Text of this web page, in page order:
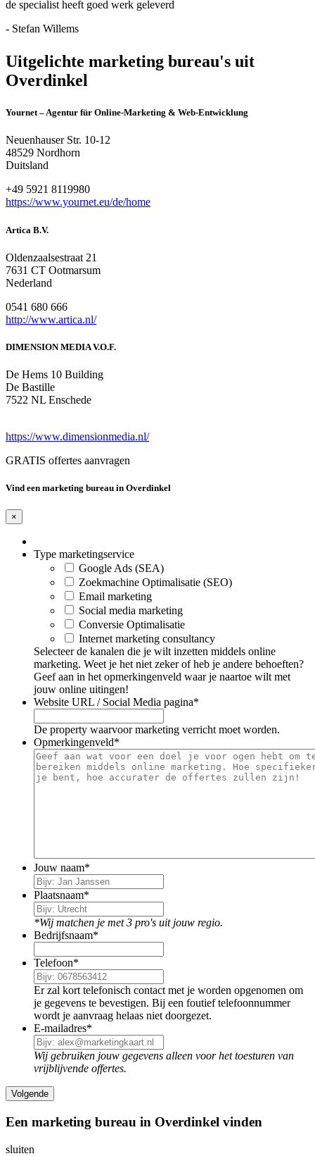
de specialist heeft goed werk geleverd
- Stefan Willems
Uitgelichte marketing bureau's uit
Overdinkel
Yournet – Agentur für Online-Marketing & Web-Entwicklung
Neuenhauser Str. 10-12
48529 Nordhorn
Duitsland
+49 5921 8119980
https://www.yournet.eu/de/home
Artica B.V.
Oldenzaalsestraat 21
7631 CT Ootmarsum
Nederland
0541 680 666
http://www.artica.nl/
DIMENSION MEDIA V.O.F.
De Hems 10 Building
De Bastille
7522 NL Enschede
https://www.dimensionmedia.nl/
GRATIS offertes aanvragen
Vind een marketing bureau in Overdinkel
×
Type marketingservice
Google Ads (SEA)
Zoekmachine Optimalisatie (SEO)
Email marketing
Social media marketing
Conversie Optimalisatie
Internet marketing consultancy
Selecteer de kanalen die je wilt inzetten middels online
marketing. Weet je het niet zeker of heb je andere behoeften?
Geef aan in het opmerkingenveld waar je naartoe wilt met
jouw online uitingen!
Website URL / Social Media pagina*
De property waarvoor marketing verricht moet worden.
Opmerkingenveld*
Jouw naam*
Plaatsnaam*
*Wij matchen je met 3 pro's uit jouw regio.
Bedrijfsnaam*
Telefoon*
Er zal kort telefonisch contact met je worden opgenomen om
je gegevens te bevestigen. Bij een foutief telefoonnummer
wordt je aanvraag helaas niet doorgezet.
E-mailadres*
Wij gebruiken jouw gegevens alleen voor het toesturen van
vrijblijvende offertes.
Een marketing bureau in Overdinkel vinden
sluiten